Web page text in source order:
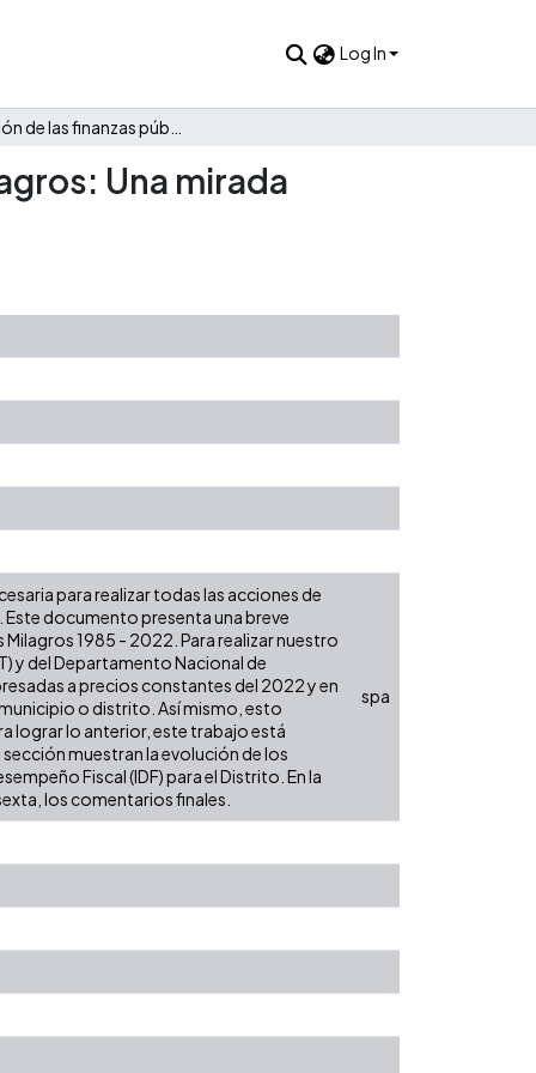
Log In
Una mirada
para realizar todas las acciones de
documento presenta una breve
1985 - 2022. Para realizar nuestro
y del Departamento Nacional de
a precios constantes del 2022 y en
o distrito. Así mismo, esto
lograr lo anterior, este trabajo está
muestran la evolución de los
Fiscal (IDF) para el Distrito. En la
los comentarios finales.
spa